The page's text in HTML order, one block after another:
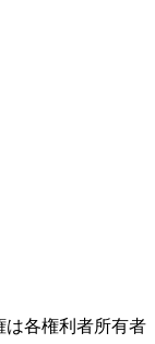
は各権利者所有者